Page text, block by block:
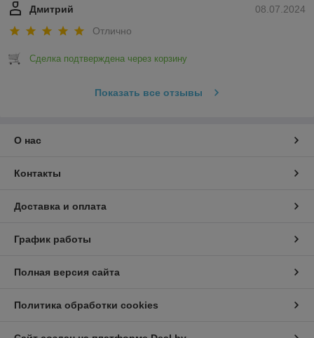
08.07.2024
Дмитрий
Отлично
Сделка подтверждена через корзину
Показать все отзывы
О нас
Контакты
Доставка и оплата
График работы
Полная версия сайта
Политика обработки cookies